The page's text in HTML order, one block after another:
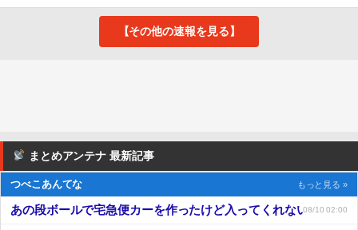
可能性が示されており、その後列島を横 続きを読む →
【その他の速報を見る】
まとめアンテナ 最新記事
つべこあんてな もっと見る »
あの段ボールで宅急便カーを作ったけど入ってくれない【再】
08/10 02:00